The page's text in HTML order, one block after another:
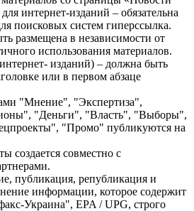
интернет-изданий – обязательна
поисковых систем гиперссылка.
размещена в независимости от
использования материалов.
изданий) – должна быть
или в первом абзаце
"Мнение", "Экспертиза",
"Деньги", "Власть", "Выборы",
"Промо" публикуются на
создается совместно с
публикация, републикация и
информации, которое содержит
Украина", EPA / UPG, строго